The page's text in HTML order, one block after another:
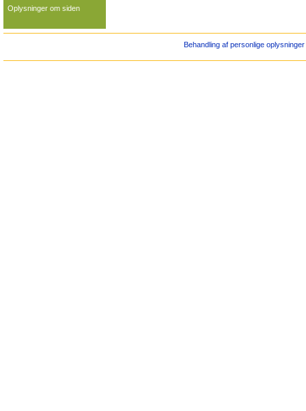
Oplysninger om siden
Behandling af personlige oplysninger